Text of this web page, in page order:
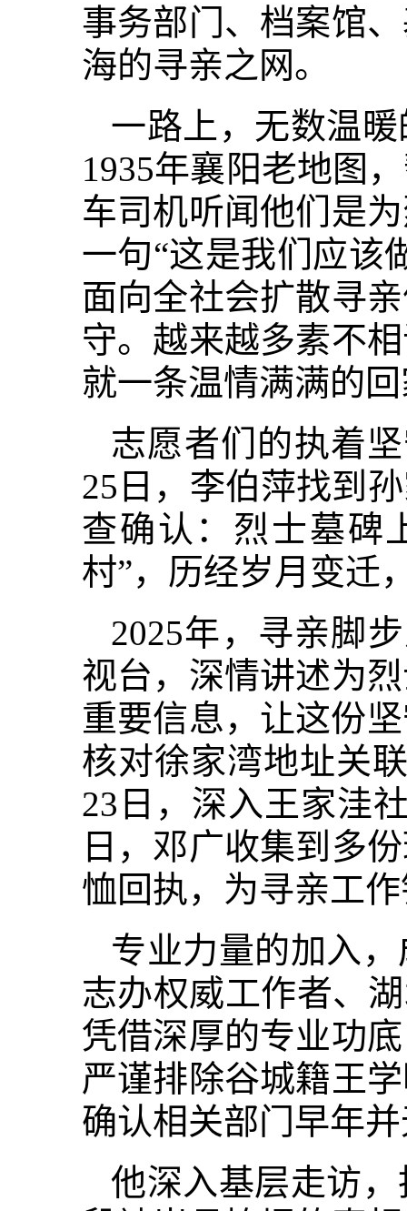
事务部门、档案馆
海的寻亲之网。
一路上，无数温
1935年襄阳老地图
车司机听闻他们是
一句“这是我们应该
面向全社会扩散寻
守。越来越多素不
就一条温情满满的
志愿者们的执着
25日，李伯萍找到
查确认：烈士墓碑
村”，历经岁月变迁
2025年，寻亲脚
视台，深情讲述为
重要信息，让这份
核对徐家湾地址关
23日，深入王家洼
日，邓广收集到多
恤回执，为寻亲工
专业力量的加入
志办权威工作者、
凭借深厚的专业功
严谨排除谷城籍王
确认相关部门早年
他深入基层走访